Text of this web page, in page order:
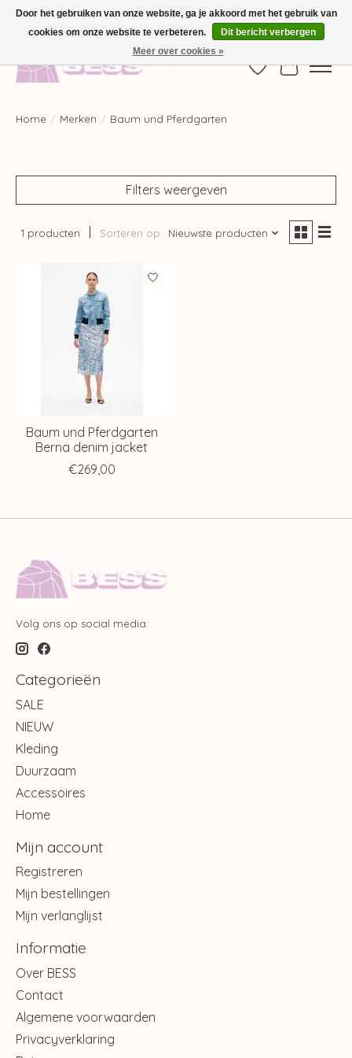
GRATIS VERZENDING VANAF €100,-
Verlanglijst
Home / Merken / Baum und Pferdgarten
Filters weergeven
1 producten Sorteren op Nieuwste producten
Baum und Pferdgarten
Berna denim jacket
€269,00
Volg ons op social media:
Categorieën
SALE
NIEUW
Kleding
Duurzaam
Accessoires
Home
Mijn account
Registreren
Mijn bestellingen
Mijn verlanglijst
Informatie
Over BESS
Contact
Algemene voorwaarden
Privacyverklaring
Door het gebruiken van onze website, ga je akkoord met het gebruik van
cookies om onze website te verbeteren.
Dit bericht verbergen
Meer over cookies »